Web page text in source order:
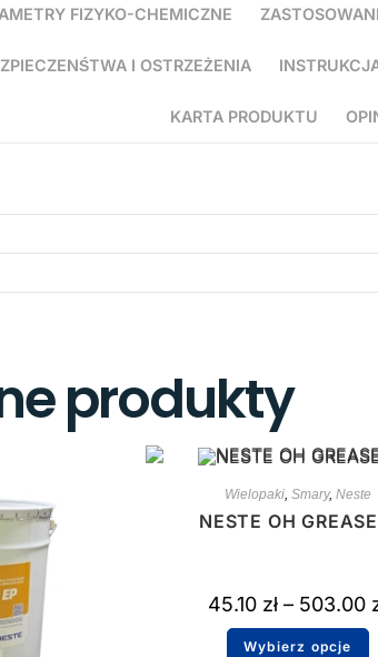
FIZYKO-CHEMICZNE
I OSTRZEŻENIA
KARTA PRODUKTU
produkty
Wielopaki, Smary, Neste
NESTE OH
45.10 zł – 503.00
Wybierz opcje